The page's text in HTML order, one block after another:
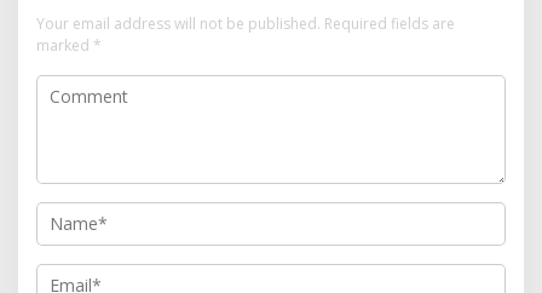
Your email address will not be published. Required fields are
marked *